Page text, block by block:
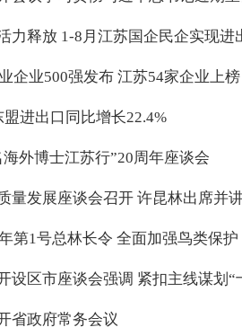
力释放 1-8月江苏国企民企实现进
企业500强发布 江苏54家企业上榜
进出口同比增长22.4%
外博士江苏行”20周年座谈会
量发展座谈会召开 许昆林出席并
第1号总林长令 全面加强鸟类保护
设区市座谈会强调 紧扣主线谋划
省政府常务会议